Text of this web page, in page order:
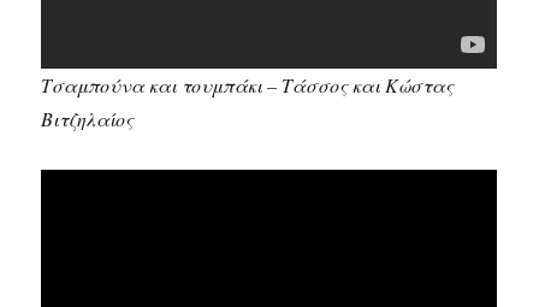
Τσαμπούνα και τουμπάκι – Τάσσος και Κώστας
Βιτζηλαίος